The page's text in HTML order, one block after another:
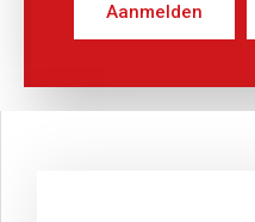
Aanmelden